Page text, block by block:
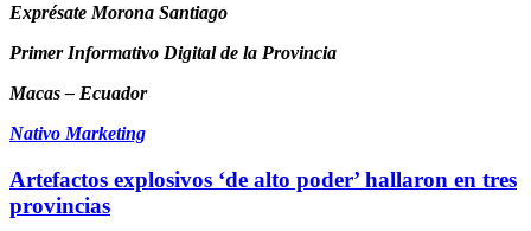
Exprésate Morona Santiago
Primer Informativo Digital de la Provincia
Macas – Ecuador
Nativo Marketing
Artefactos explosivos ‘de alto poder’ hallaron en tres
provincias